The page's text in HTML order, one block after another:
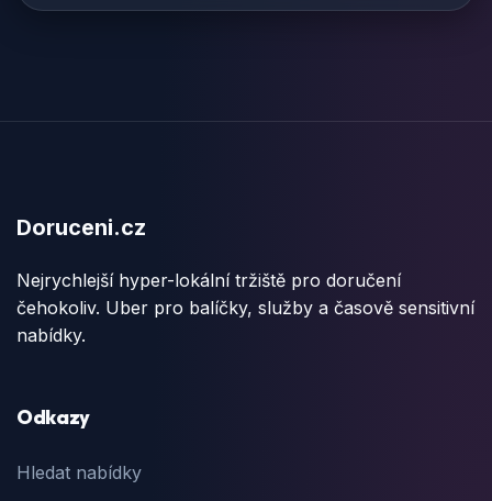
Doruceni.cz
Nejrychlejší hyper-lokální tržiště pro doručení
čehokoliv. Uber pro balíčky, služby a časově sensitivní
nabídky.
Odkazy
Hledat nabídky